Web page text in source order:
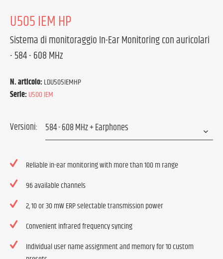
U505 IEM HP
Sistema di monitoraggio In-Ear Monitoring con auricolari
- 584 - 608 MHz
N. articolo:LDU505IEMHP
Serie:U500 IEM
Versioni:
Reliable in-ear monitoring with more than 100 m range
96 available channels
2, 10 or 30 mW ERP selectable transmission power
Convenient infrared frequency syncing
Individual user name assignment and memory for 10 custom